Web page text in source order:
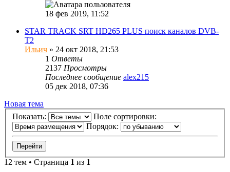
18 фев 2019, 11:52
STAR TRACK SRT HD265 PLUS поиск каналов DVB-
T2
Ильич » 24 окт 2018, 21:53
1 Ответы
2137 Просмотры
Последнее сообщение alex215
05 дек 2018, 07:36
Новая тема
Показать:
Поле сортировки:
Порядок:
12 тем • Страница 1 из 1